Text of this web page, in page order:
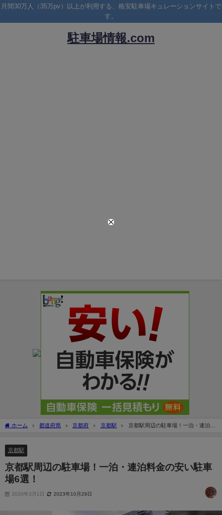
月間30万人（35万pv）以上が利用する、格安駐車場キュレーションサイトで
す。
駐車場情報.com
ホーム 都道府県 京都府 京都駅
京都駅周辺の駐車場！一泊・連泊料
京都駅
京都駅周辺の駐車場！一泊・連泊料金の安い駐車
場6選！
2020年3月1日 2023年10月29日